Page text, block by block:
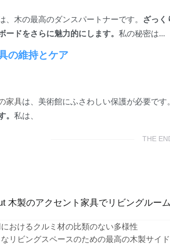
、木の最高のダンスパートナーです。
ざっく
ードをさらに魅力的にします。 私の秘密は...
の維持とケア
家具は、美術館にふさわしい保護が必要です
。 私は、
THE
木製のアクセント家具でリビングルー
おけるクルミ材の比類のない多様性
リビングスペースのための最高の木製サイ